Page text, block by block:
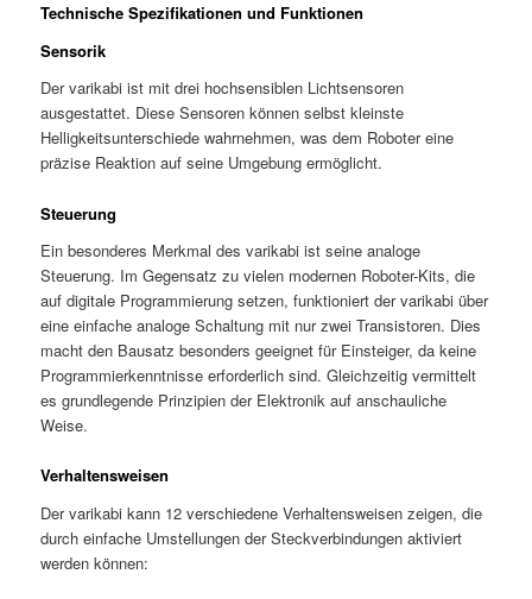
Technische Spezifikationen und Funktionen
Sensorik
Der varikabi ist mit drei hochsensiblen Lichtsensoren
ausgestattet. Diese Sensoren können selbst kleinste
Helligkeitsunterschiede wahrnehmen, was dem Roboter eine
präzise Reaktion auf seine Umgebung ermöglicht.
Steuerung
Ein besonderes Merkmal des varikabi ist seine analoge
Steuerung. Im Gegensatz zu vielen modernen Roboter-Kits, die
auf digitale Programmierung setzen, funktioniert der varikabi über
eine einfache analoge Schaltung mit nur zwei Transistoren. Dies
macht den Bausatz besonders geeignet für Einsteiger, da keine
Programmierkenntnisse erforderlich sind. Gleichzeitig vermittelt
es grundlegende Prinzipien der Elektronik auf anschauliche
Weise.
Verhaltensweisen
Der varikabi kann 12 verschiedene Verhaltensweisen zeigen, die
durch einfache Umstellungen der Steckverbindungen aktiviert
werden können: